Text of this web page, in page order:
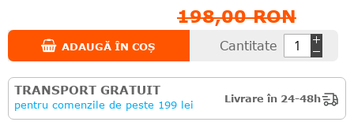
198,00 RON
Cantitate
ADAUGĂ ÎN COȘ
TRANSPORT GRATUIT
pentru comenzile de peste 199 lei
Livrare în 24-48h